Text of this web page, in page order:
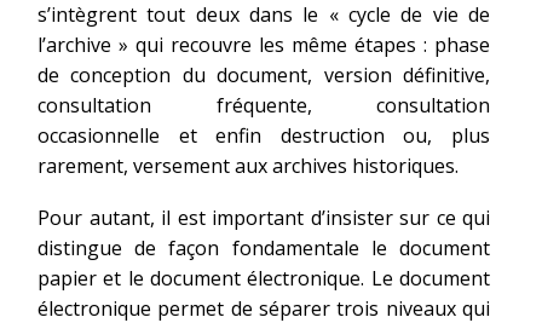
s’intègrent tout deux dans le « cycle de vie de
l’archive » qui recouvre les même étapes : phase
de conception du document, version définitive,
consultation fréquente, consultation
occasionnelle et enfin destruction ou, plus
rarement, versement aux archives historiques.
Pour autant, il est important d’insister sur ce qui
distingue de façon fondamentale le document
papier et le document électronique. Le document
électronique permet de séparer trois niveaux qui